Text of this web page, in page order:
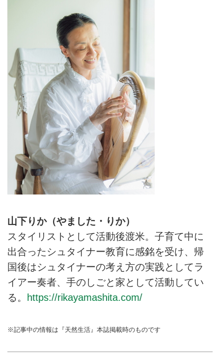
vol.3』掲載）
山下りか（やました・りか）
スタイリストとして活動後渡米。子育て中に
出合ったシュタイナー教育に感銘を受け、帰
国後はシュタイナーの考え方の実践としてラ
イアー奏者、手のしごと家として活動してい
る。
https://rikayamashita.com/
※記事中の情報は『天然生活』本誌掲載時のものです